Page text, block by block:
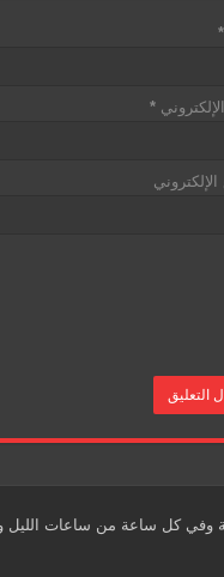
*
الإلكتروني*
الإلكتروني
كل ساعة من ساعات الليل